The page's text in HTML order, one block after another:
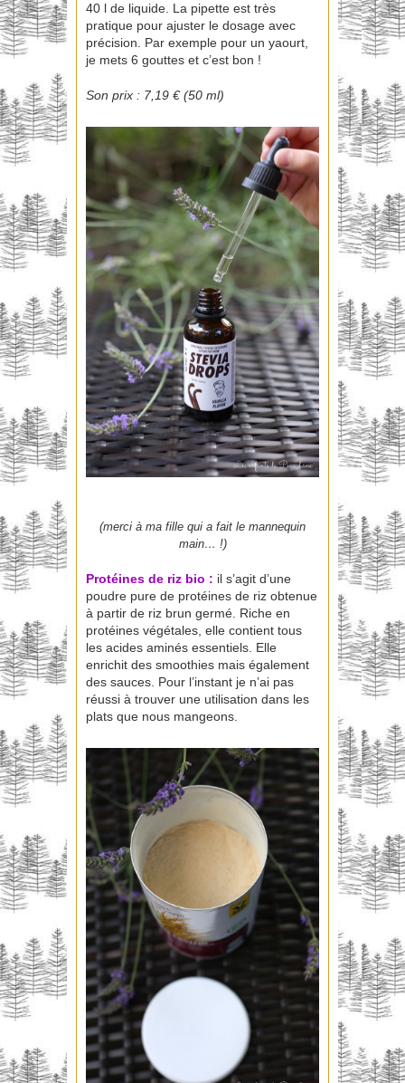
40 l de liquide. La pipette est très
pratique pour ajuster le dosage avec
précision. Par exemple pour un yaourt,
je mets 6 gouttes et c’est bon !
Son prix : 7,19 € (50 ml)
(merci à ma fille qui a fait le mannequin
main… !)
Protéines de riz bio : il s’agit d’une
poudre pure de protéines de riz obtenue
à partir de riz brun germé. Riche en
protéines végétales, elle contient tous
les acides aminés essentiels. Elle
enrichit des smoothies mais également
des sauces. Pour l’instant je n’ai pas
réussi à trouver une utilisation dans les
plats que nous mangeons.